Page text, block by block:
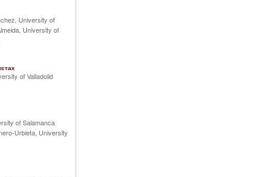
University of
University of
of Valladolid
of Salamanca
Urbieta, University